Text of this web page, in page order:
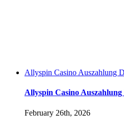
Allyspin Casino Auszahlung
Allyspin Casino
February 26th, 2026